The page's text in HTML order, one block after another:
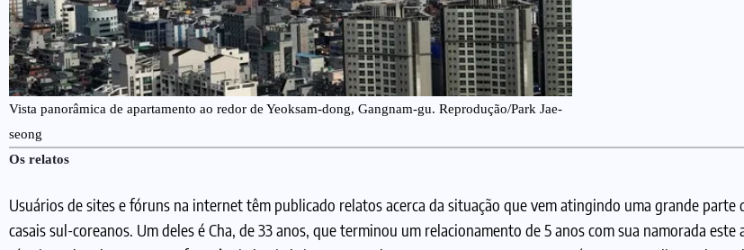
Vista panorâmica de apartamento ao redor de Yeoksam-dong, Gangnam-gu. Reprodução/Park Jae-
seong
Os relatos
Usuários de sites e fóruns na internet têm publicado relatos acerca da situação que vem atingindo uma grande parte
casais sul-coreanos. Um deles é Cha, de 33 anos, que terminou um relacionamento de 5 anos com sua namorada